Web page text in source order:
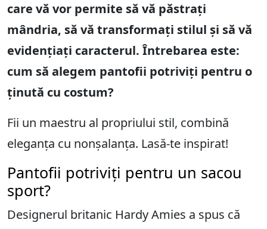
care vă vor permite să vă păstrați
mândria, să vă transformați stilul și să vă
evidențiați caracterul. Întrebarea este:
cum să alegem pantofii potriviți pentru o
ținută cu costum?
Fii un maestru al propriului stil, combină
eleganța cu nonșalanța. Lasă-te inspirat!
Pantofii potriviți pentru un sacou
sport?
Designerul britanic Hardy Amies a spus că